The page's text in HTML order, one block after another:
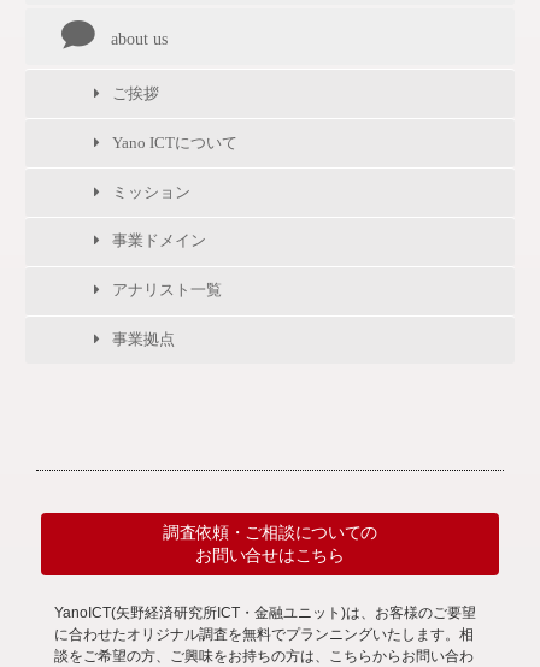
about us
ご挨拶
Yano ICTについて
ミッション
事業ドメイン
アナリスト一覧
事業拠点
調査依頼・ご相談についての
お問い合せはこちら
YanoICT(矢野経済研究所ICT・金融ユニット)は、お客様のご要望
に合わせたオリジナル調査を無料でプランニングいたします。相
談をご希望の方、ご興味をお持ちの方は、こちらからお問い合わ